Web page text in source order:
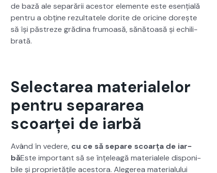
de bază ale sep­a­rării aces­tor ele­mente este esențială
pen­tru a obține rezul­tatele dorite de oricine dorește
să își păstreze gră­d­i­na fru­moasă, sănă­toasă și echili­
brată.
Selectarea materialelor
pentru separarea
scoarței de iarbă
Având în vedere, cu ce să sep­a­re scoarța de iar­
băEste impor­tant să se înțe­leagă mate­ri­alele disponi­
bile și pro­pri­etățile aces­to­ra. Alegerea mate­ri­alu­lui